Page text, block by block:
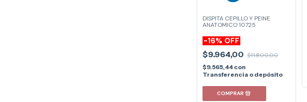
DISPITA CEPILLO Y PEINE
ANATOMICO 10725
-16% OFF
$9.964,00 $11.800,00
$9.565,44 con
Transferencia o depósito